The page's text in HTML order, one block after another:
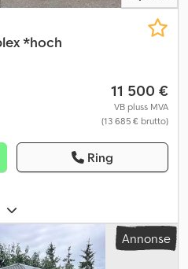
*hoch
11 500 €
VB pluss MVA
(13 685 € brutto)
Ring
Annonse